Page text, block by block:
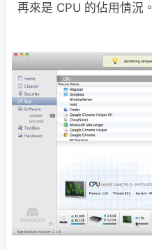
再來是 CPU 的佔用情況。